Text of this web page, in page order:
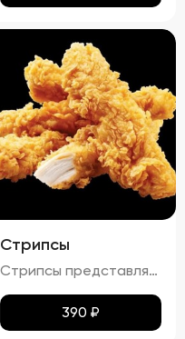
Стрипсы
Стрипсы представляют собой кусочки куриного филе, обжаренные до золотистой корочки. Внешне они выглядят аппетитно, с равномерной золотистой окраской, без признаков пережарки. Вкус мяса насыщенный, сочный и ароматный, без каких-либо посторонних привкусов и запахов. Консистенция стрипсов идеальна: внутри мясо остается мягким и нежным, а снаружи образуется приятная хрустящая корочка. Это блюдо отлично сочетается с различными соусами и гарнирами, добавляя пикантности любому столу.
390 ₽